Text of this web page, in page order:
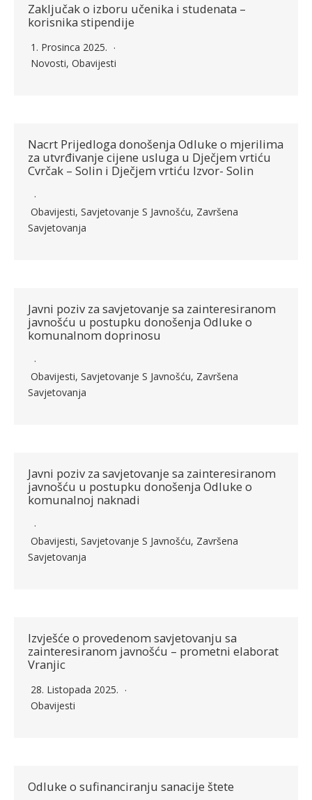
Zaključak o izboru učenika i studenata –
korisnika stipendije
1. Prosinca 2025.
Novosti, Obavijesti
Nacrt Prijedloga donošenja Odluke o mjerilima
za utvrđivanje cijene usluga u Dječjem vrtiću
Cvrčak – Solin i Dječjem vrtiću Izvor- Solin
Obavijesti, Savjetovanje S Javnošću, Završena
Savjetovanja
Javni poziv za savjetovanje sa zainteresiranom
javnošću u postupku donošenja Odluke o
komunalnom doprinosu
Obavijesti, Savjetovanje S Javnošću, Završena
Savjetovanja
Javni poziv za savjetovanje sa zainteresiranom
javnošću u postupku donošenja Odluke o
komunalnoj naknadi
Obavijesti, Savjetovanje S Javnošću, Završena
Savjetovanja
Izvješće o provedenom savjetovanju sa
zainteresiranom javnošću – prometni elaborat
Vranjic
28. Listopada 2025.
Obavijesti
Odluke o sufinanciranju sanacije štete